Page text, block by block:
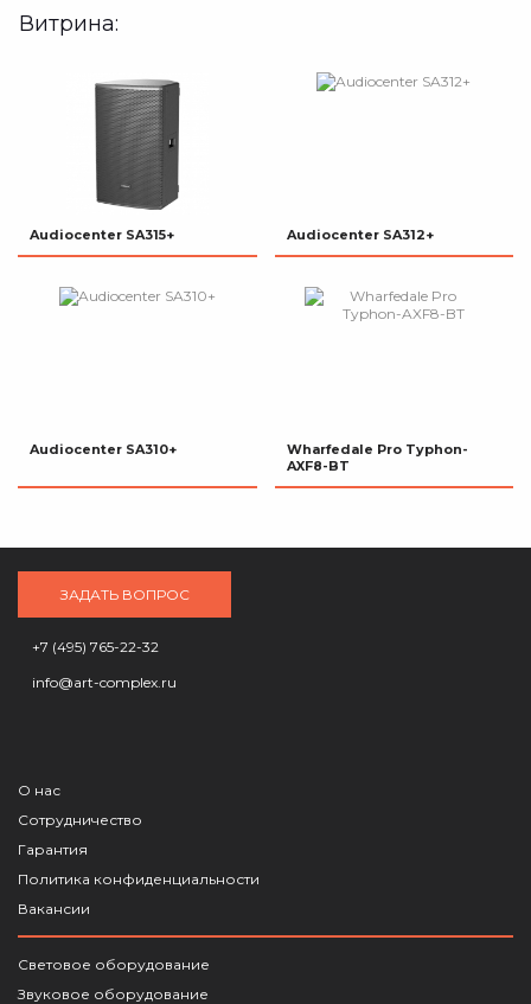
Витрина:
Audiocenter SA315+ Audiocenter SA312+
Audiocenter SA310+
Wharfedale Pro Typhon-
AXF8-BT
ЗАДАТЬ ВОПРОС
+7 (495) 765-22-32
info@art-complex.ru
О нас
Сотрудничество
Гарантия
Политика конфиденциальности
Вакансии
Световое оборудование
Звуковое оборудование